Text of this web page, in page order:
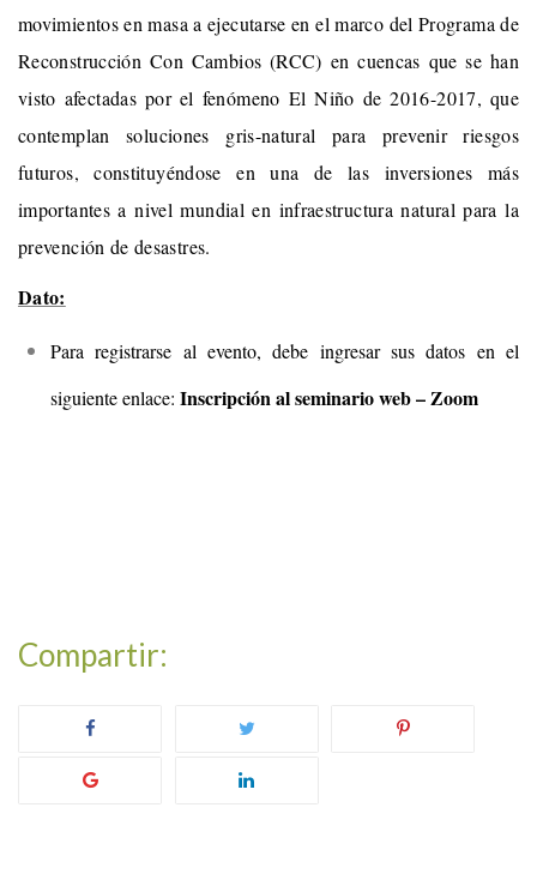
movimientos en masa a ejecutarse en el marco del Programa de
Reconstrucción Con Cambios (RCC) en cuencas que se han
visto afectadas por el fenómeno El Niño de 2016-2017, que
contemplan soluciones gris-natural para prevenir riesgos
futuros, constituyéndose en una de las inversiones más
importantes a nivel mundial en infraestructura natural para la
prevención de desastres.
Dato:
Para registrarse al evento, debe ingresar sus datos en el
siguiente enlace: Inscripción al seminario web – Zoom